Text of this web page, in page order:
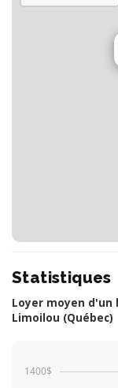
Statistiques
Loyer moyen d'un
Limoilou (Québec)
1400$